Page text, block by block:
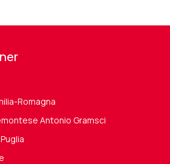
Romagna
Antonio Gramsci